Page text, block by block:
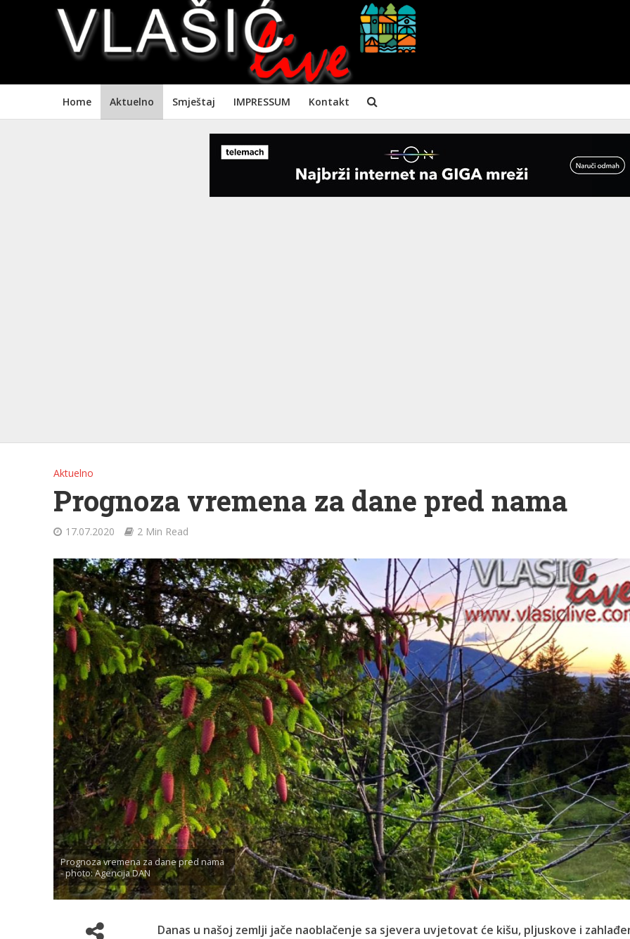
Home Aktuelno Smještaj IMPRESSUM Kontakt
Aktuelno
Prognoza vremena za dane pred nama
17.07.2020 2 Min Read
Prognoza vremena za dane pred nama
- photo: Agencija DAN
Danas u našoj zemlji jače naoblačenje sa sjevera uvjetovat će kišu, pljuskove i